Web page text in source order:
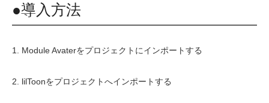
●導入方法
1. Module Avaterをプロジェクトにインポートする
2. lilToonをプロジェクトへインポートする